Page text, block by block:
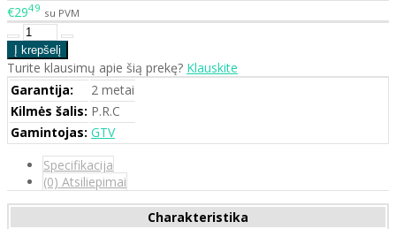
€2949 su PVM
Turite klausimų apie šią prekę? Klauskite
Garantija:
2 metai
Kilmės šalis: P.R.C
Gamintojas: GTV
Specifikacija
(0) Atsiliepimai
Charakteristika